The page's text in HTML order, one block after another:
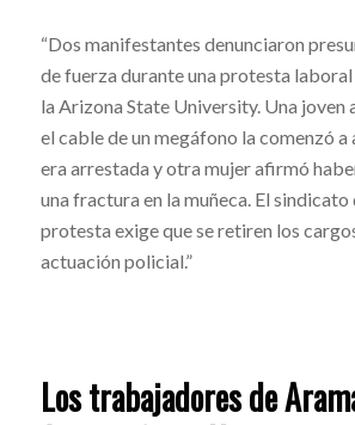
“Dos manifestantes denunciaron
de fuerza durante una protesta
la Arizona State University. Una joven
el cable de un megáfono la comenzó
era arrestada y otra mujer afirmó
una fractura en la muñeca. El
protesta exige que se retiren los
actuación policial.”
Los trabajadores de